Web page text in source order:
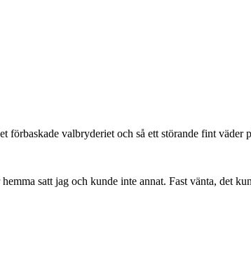
förbaskade valbryderiet och så ett störande fint väder
satt jag och kunde inte annat. Fast vänta, det